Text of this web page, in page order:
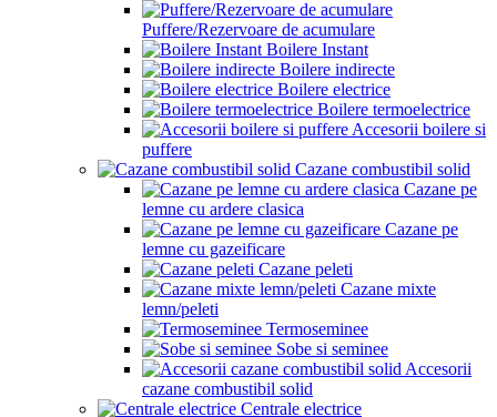
Puffere/Rezervoare de acumulare
Boilere Instant
Boilere indirecte
Boilere electrice
Boilere termoelectrice
Accesorii boilere si
puffere
Cazane combustibil solid
Cazane pe
lemne cu ardere clasica
Cazane pe
lemne cu gazeificare
Cazane peleti
Cazane mixte
lemn/peleti
Termoseminee
Sobe si seminee
Accesorii
cazane combustibil solid
Centrale electrice